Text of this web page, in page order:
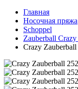
Главная
Носочная пряжа
Schoppel
Zauberball
Crazy